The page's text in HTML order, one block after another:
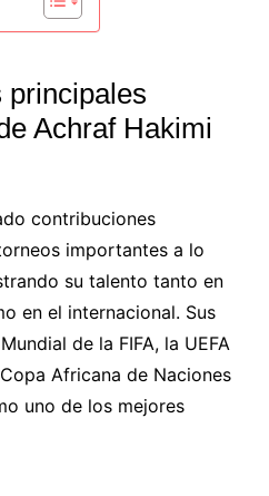
principales
Achraf Hakimi
contribuciones
importantes a lo
su talento tanto en
en el internacional. Sus
de la FIFA, la UEFA
Africana de Naciones
uno de los mejores